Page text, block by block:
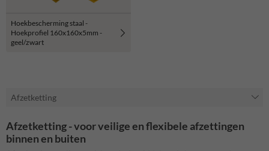
Hoekbescherming staal -
Hoekprofiel 160x160x5mm -
geel/zwart
Afzetketting
Afzetketting - voor veilige en flexibele afzettingen
binnen en buiten